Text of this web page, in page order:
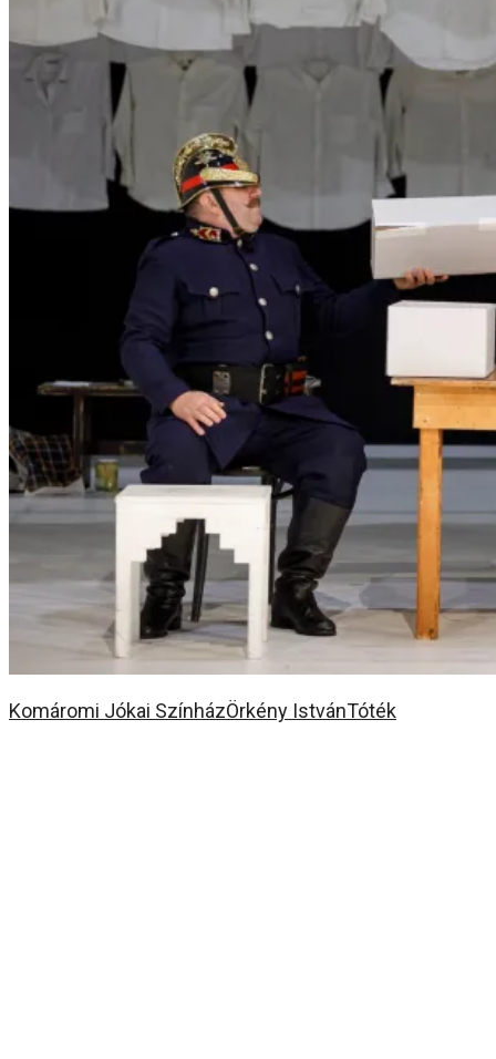
Komáromi Jókai SzínházÖrkény IstvánTóték